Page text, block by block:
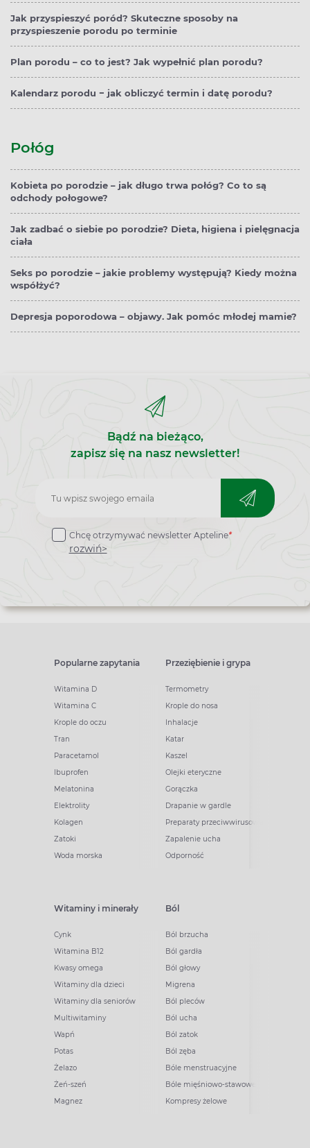
Jak przyspieszyć poród? Skuteczne sposoby na
przyspieszenie porodu po terminie
Plan porodu – co to jest? Jak wypełnić plan porodu?
Kalendarz porodu − jak obliczyć termin i datę porodu?
Połóg
Kobieta po porodzie – jak długo trwa połóg? Co to są
odchody połogowe?
Jak zadbać o siebie po porodzie? Dieta, higiena i pielęgnacja
ciała
Seks po porodzie – jakie problemy występują? Kiedy można
współżyć?
Depresja poporodowa – objawy. Jak pomóc młodej mamie?
Bądź na bieżąco,
zapisz się na nasz newsletter!
Zapisz
do
newslettera
Chcę otrzymywać newsletter Apteline*
rozwiń>
Popularne zapytania
Witamina D
Witamina C
Krople do oczu
Tran
Paracetamol
Ibuprofen
Melatonina
Elektrolity
Kolagen
Zatoki
Woda morska
Przeziębienie i grypa
Termometry
Krople do nosa
Inhalacje
Katar
Kaszel
Olejki eteryczne
Gorączka
Drapanie w gardle
Preparaty przeciwwirusowe
Zapalenie ucha
Odporność
Witaminy i minerały
Cynk
Witamina B12
Kwasy omega
Witaminy dla dzieci
Witaminy dla seniorów
Multiwitaminy
Wapń
Potas
Żelazo
Żeń-szeń
Magnez
Ból
Ból brzucha
Ból gardła
Ból głowy
Migrena
Ból pleców
Ból ucha
Ból zatok
Ból zęba
Bóle menstruacyjne
Bóle mięśniowo-stawowe
Kompresy żelowe